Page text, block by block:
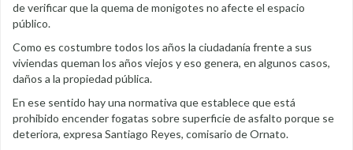
de verificar que la quema de monigotes no afecte el espacio
público.
Como es costumbre todos los años la ciudadanía frente a sus
viviendas queman los años viejos y eso genera, en algunos casos,
daños a la propiedad pública.
En ese sentido hay una normativa que establece que está
prohibido encender fogatas sobre superficie de asfalto porque se
deteriora, expresa Santiago Reyes, comisario de Ornato.